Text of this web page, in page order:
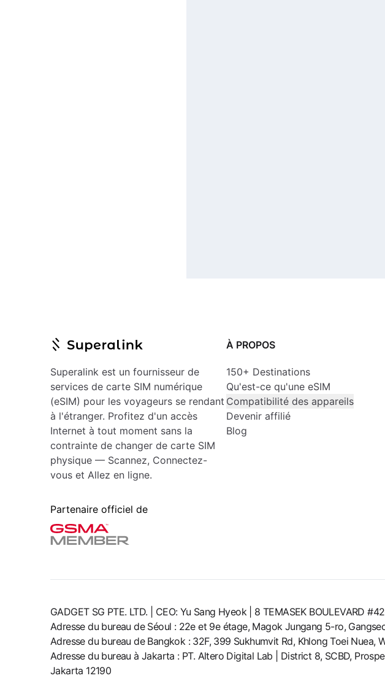
Superalink est un fournisseur de
services de carte SIM numérique
(eSIM) pour les voyageurs se rendant
à l'étranger. Profitez d'un accès
Internet à tout moment sans la
contrainte de changer de carte SIM
physique — Scannez, Connectez-
vous et Allez en ligne.
Partenaire officiel de
À PROPOS
150+ Destinations
Qu'est-ce qu'une eSIM
Compatibilité des appareils
Devenir affilié
Blog
GADGET SG PTE. LTD. | CEO: Yu Sang Hyeok | 8 TEMASEK BOULEVARD
Adresse du bureau de Séoul : 22e et 9e étage, Magok Jungang 5-ro,
Adresse du bureau de Bangkok : 32F, 399 Sukhumvit Rd, Khlong Toei Nuea,
Adresse du bureau à Jakarta : PT. Altero Digital Lab | District 8, SCBD,
Jakarta 12190